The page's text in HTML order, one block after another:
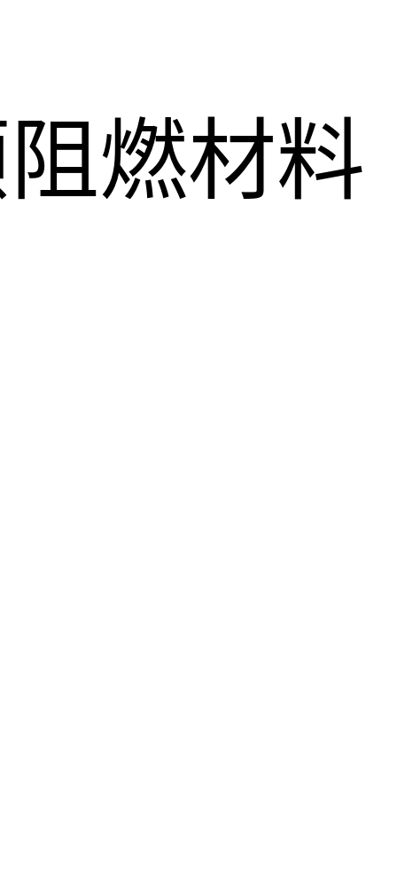
燃材料